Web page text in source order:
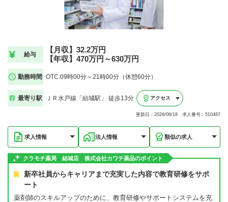
給与
【月収】32.2万円
【年収】470万円～630万円
勤務時間 OTC:09時00分～21時00分（休憩60分）
最寄り駅 ＪＲ水戸線「結城駅」 徒歩13分 アクセス
更新日：2026/06/18 求人番号：510487
求人情報 法人情報 類似の求人
クラモチ薬局 結城店 株式会社カワチ薬品のポイント
新卒社員からキャリアまで充実した内容で教育研修をサポ
ート
薬剤師のスキルアップのために、教育研修やサポートシステムを充